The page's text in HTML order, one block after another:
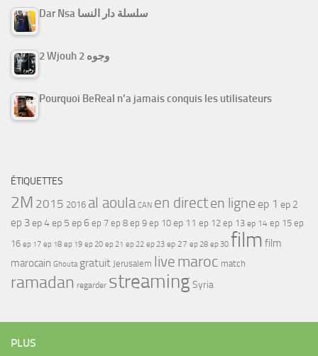
Dar Nsa سلسلة دار النسا
2 Wjouh 2 وجوه
Pourquoi BeReal n’a jamais conquis les utilisateurs
ÉTIQUETTES
2M 2015 2016 al aoula CAN en directen ligne ep 1 ep 2
ep 3ep 4ep 5 ep 6 ep 7 ep 8 ep 9 ep 10 ep 11 ep 12 ep 13 ep 14 ep 15 ep
16 ep 17 ep 18 ep 19 ep 20 ep 21 ep 22 ep 23 ep 27 ep 28 ep 30 film film
marocain Ghouta gratuit Jerusalem live maroc match
ramadan regarder streamingSyria
PLUS